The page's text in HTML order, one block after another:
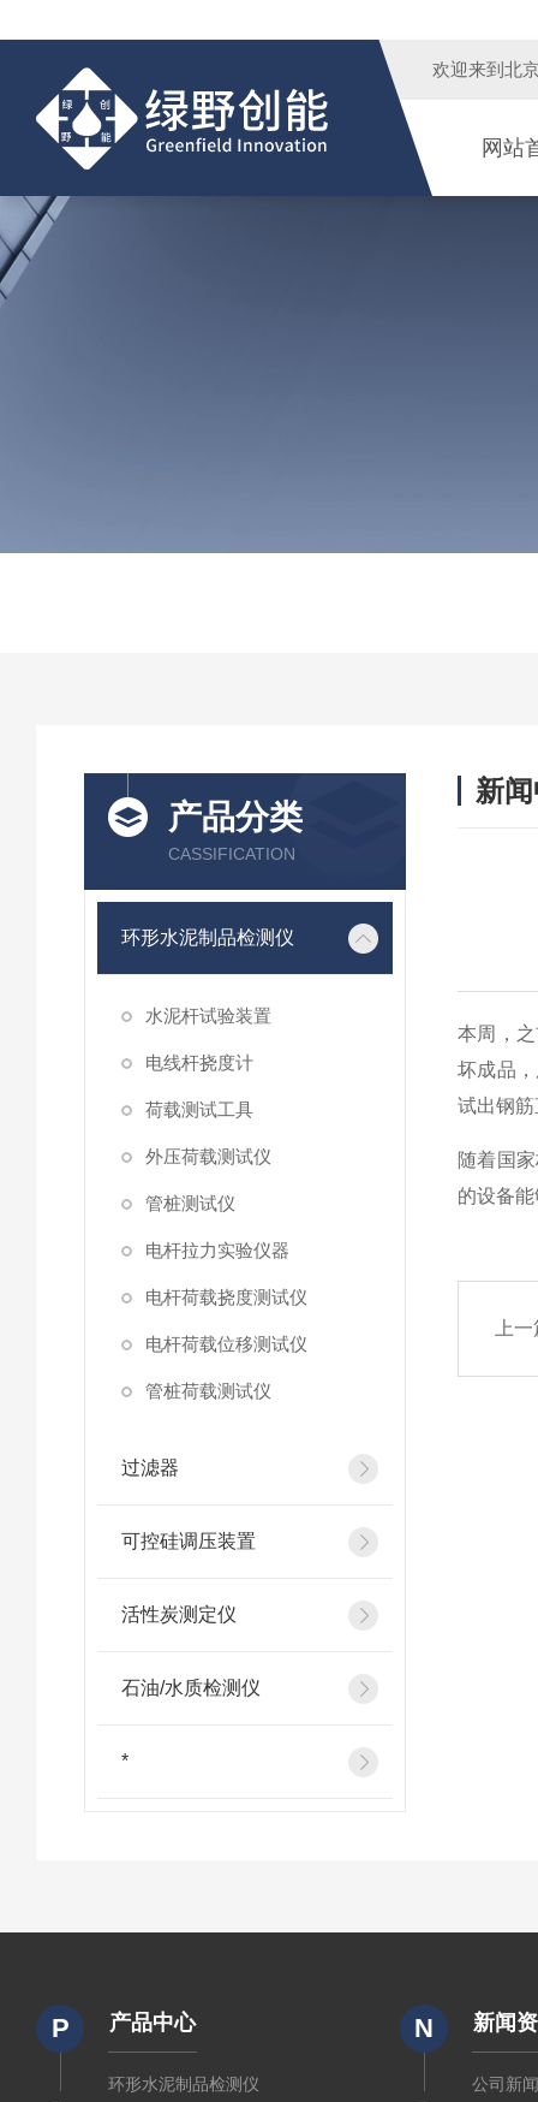
欢迎来到 北
网站
产品分类
CASSIFICATION
环形水泥制品检测仪
水泥杆试验装置
电线杆挠度计
荷载测试工具
外压荷载测试仪
管桩测试仪
电杆拉力实验仪器
电杆荷载挠度测试仪
电杆荷载位移测试仪
管桩荷载测试仪
过滤器
可控硅调压装置
活性炭测定仪
石油/水质检测仪
*
新
本周，
坏成品
试出钢
随着国
的设备
上
P 产品中心
环形水泥制品检测仪
N 新闻
公司新